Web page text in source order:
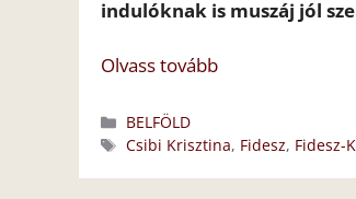
indulóknak is muszáj jól
Olvass tovább
Kategória
BELFÖLD
Címkék
Csibi Krisztina, Fidesz, Fidesz-